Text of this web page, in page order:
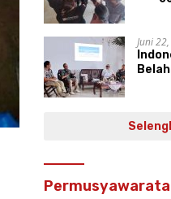
Juni
Belah